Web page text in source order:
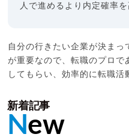
人で進めるより内定確率
自分の行きたい企業が決まっ
が重要なので、転職のプロで
してもらい、効率的に転職活
新着記事
New